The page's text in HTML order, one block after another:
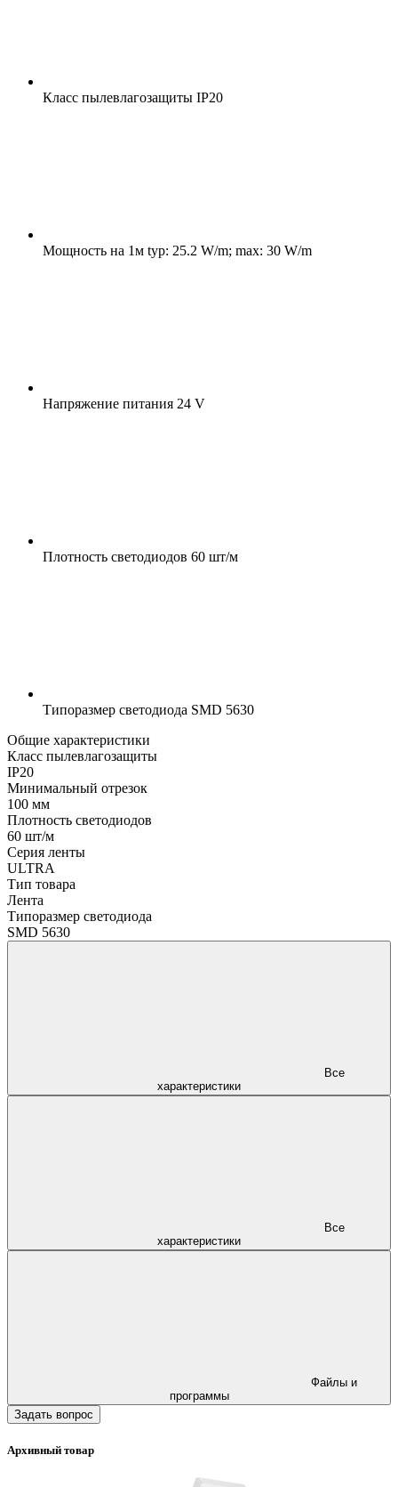
Класс пылевлагозащиты IP20
Мощность на 1м typ: 25.2 W/m; max: 30 W/m
Напряжение питания 24 V
Плотность светодиодов 60 шт/м
Типоразмер светодиода SMD 5630
Общие характеристики
Класс пылевлагозащиты
IP20
Минимальный отрезок
100 мм
Плотность светодиодов
60 шт/м
Серия ленты
ULTRA
Тип товара
Лента
Типоразмер светодиода
SMD 5630
характеристики
характеристики
программы
Задать вопрос
Архивный товар